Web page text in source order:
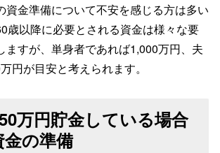
資金準備について不安を感じる方は多い
歳以降に必要とされる資金は様々な要
ますが、単身者であれば1,000万円、夫
円が目安と考えられます。
万円貯金している場合
の準備